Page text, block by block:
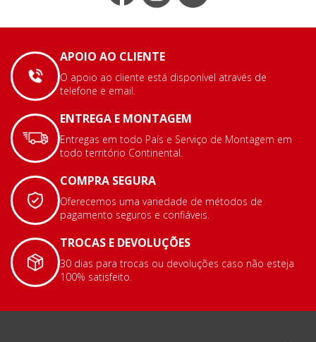
APOIO AO CLIENTE
O apoio ao cliente está disponível através de
telefone e email.
ENTREGA E MONTAGEM
Entregas em todo País e Serviço de Montagem em
todo território Continental.
COMPRA SEGURA
Oferecemos uma variedade de métodos de
pagamento seguros e confiáveis.
TROCAS E DEVOLUÇÕES
30 dias para trocas ou devoluções caso não esteja
100% satisfeito.